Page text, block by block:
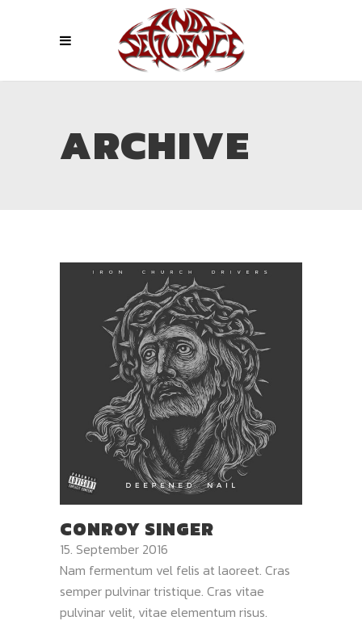
ARCHIVE
CONROY SINGER
15. September 2016
Nam fermentum vel felis at laoreet. Cras
semper pulvinar tristique. Cras vitae
pulvinar velit, vitae elementum risus.